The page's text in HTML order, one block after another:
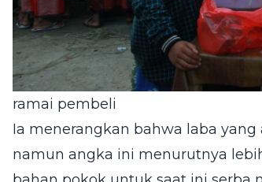
ramai pembeli
Ia menerangkan bahwa laba
namun angka ini menurutnya